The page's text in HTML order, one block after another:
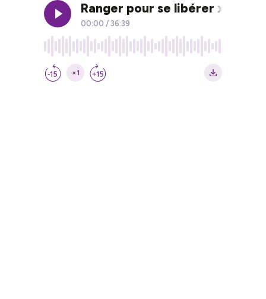
Ranger pour se libérer x Marie
00:00 / 36:39
×1